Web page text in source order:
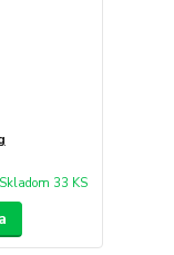
Skladom 33 KS